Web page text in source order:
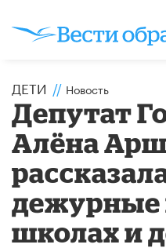
ДЕТИ // Новость
Депутат
Алёна
дежурные
школах и